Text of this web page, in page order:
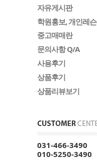
자유게시판
학원홍보, 개인레슨
중고매매란
문의사항 Q/A
사용후기
상품후기
상품리뷰보기
031-466-3490
010-5250-3490